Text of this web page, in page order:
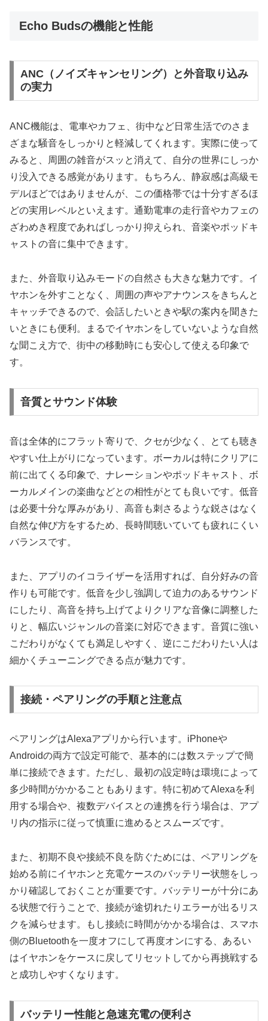
Echo Budsの機能と性能
ANC（ノイズキャンセリング）と外音取り込み
の実力
ANC機能は、電車やカフェ、街中など日常生活でのさま
ざまな騒音をしっかりと軽減してくれます。実際に使って
みると、周囲の雑音がスッと消えて、自分の世界にしっか
り没入できる感覚があります。もちろん、静寂感は高級モ
デルほどではありませんが、この価格帯では十分すぎるほ
どの実用レベルといえます。通勤電車の走行音やカフェの
ざわめき程度であればしっかり抑えられ、音楽やポッドキ
ャストの音に集中できます。
また、外音取り込みモードの自然さも大きな魅力です。イ
ヤホンを外すことなく、周囲の声やアナウンスをきちんと
キャッチできるので、会話したいときや駅の案内を聞きた
いときにも便利。まるでイヤホンをしていないような自然
な聞こえ方で、街中の移動時にも安心して使える印象で
す。
音質とサウンド体験
音は全体的にフラット寄りで、クセが少なく、とても聴き
やすい仕上がりになっています。ボーカルは特にクリアに
前に出てくる印象で、ナレーションやポッドキャスト、ボ
ーカルメインの楽曲などとの相性がとても良いです。低音
は必要十分な厚みがあり、高音も刺さるような鋭さはなく
自然な伸び方をするため、長時間聴いていても疲れにくい
バランスです。
また、アプリのイコライザーを活用すれば、自分好みの音
作りも可能です。低音を少し強調して迫力のあるサウンド
にしたり、高音を持ち上げてよりクリアな音像に調整した
りと、幅広いジャンルの音楽に対応できます。音質に強い
こだわりがなくても満足しやすく、逆にこだわりたい人は
細かくチューニングできる点が魅力です。
接続・ペアリングの手順と注意点
ペアリングはAlexaアプリから行います。iPhoneや
Androidの両方で設定可能で、基本的には数ステップで簡
単に接続できます。ただし、最初の設定時は環境によって
多少時間がかかることもあります。特に初めてAlexaを利
用する場合や、複数デバイスとの連携を行う場合は、アプ
リ内の指示に従って慎重に進めるとスムーズです。
また、初期不良や接続不良を防ぐためには、ペアリングを
始める前にイヤホンと充電ケースのバッテリー状態をしっ
かり確認しておくことが重要です。バッテリーが十分にあ
る状態で行うことで、接続が途切れたりエラーが出るリス
クを減らせます。もし接続に時間がかかる場合は、スマホ
側のBluetoothを一度オフにして再度オンにする、あるい
はイヤホンをケースに戻してリセットしてから再挑戦する
と成功しやすくなります。
バッテリー性能と急速充電の便利さ